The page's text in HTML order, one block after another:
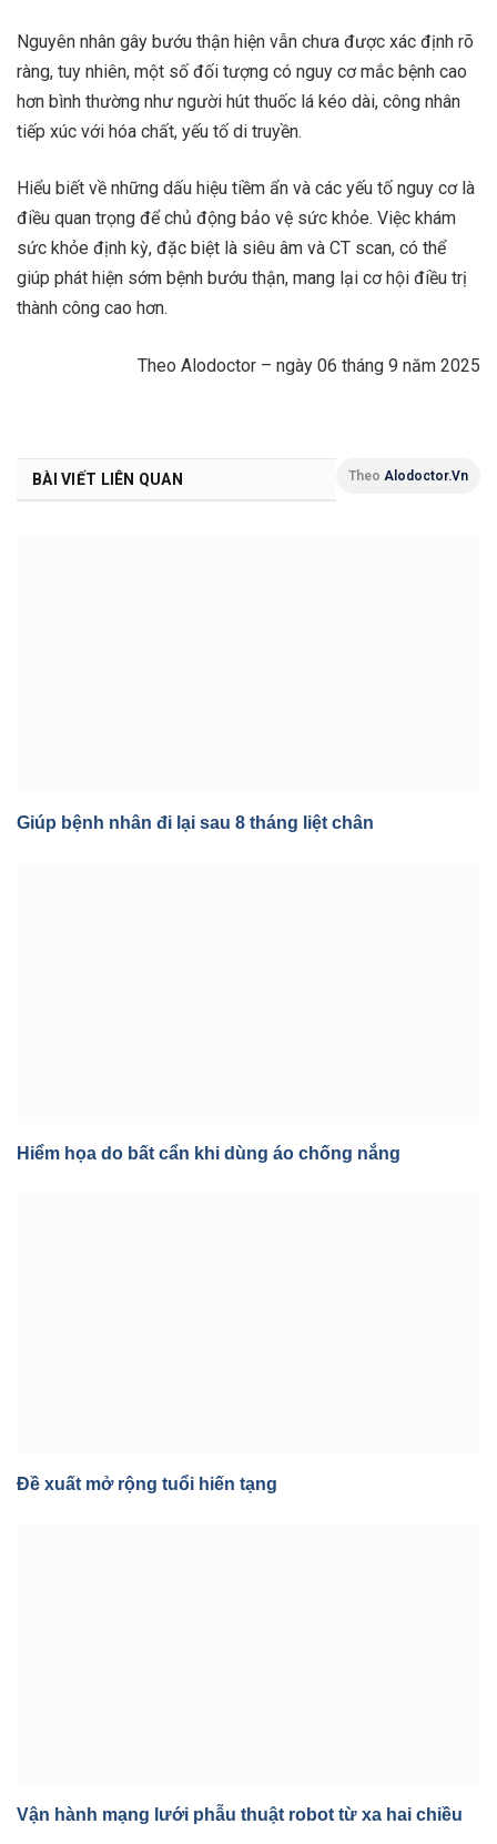
Nguyên nhân gây bướu thận hiện vẫn chưa được xác định rõ
ràng, tuy nhiên, một số đối tượng có nguy cơ mắc bệnh cao
hơn bình thường như người hút thuốc lá kéo dài, công nhân
tiếp xúc với hóa chất, yếu tố di truyền.
Hiểu biết về những dấu hiệu tiềm ẩn và các yếu tố nguy cơ là
điều quan trọng để chủ động bảo vệ sức khỏe. Việc khám
sức khỏe định kỳ, đặc biệt là siêu âm và CT scan, có thể
giúp phát hiện sớm bệnh bướu thận, mang lại cơ hội điều trị
thành công cao hơn.
Theo Alodoctor – ngày 06 tháng 9 năm 2025
Theo Alodoctor.vn
BÀI VIẾT LIÊN QUAN
Giúp bệnh nhân đi lại sau 8 tháng liệt chân
Hiểm họa do bất cẩn khi dùng áo chống nắng
Đề xuất mở rộng tuổi hiến tạng
Vận hành mạng lưới phẫu thuật robot từ xa hai chiều